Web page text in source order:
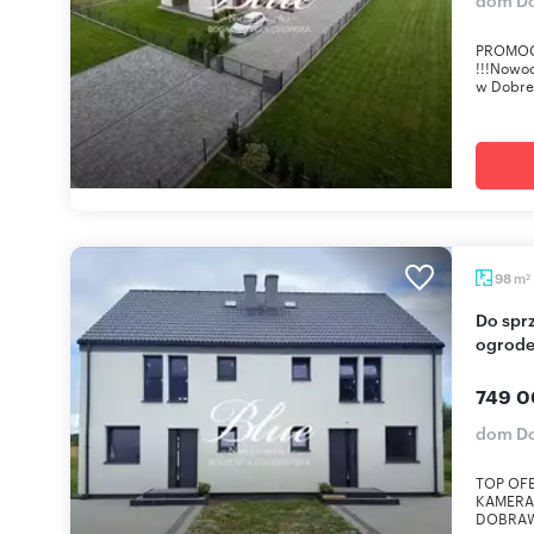
w
98 m2
Do sprzedania nowoczesny dom 98 m² z
749
dom
TOP